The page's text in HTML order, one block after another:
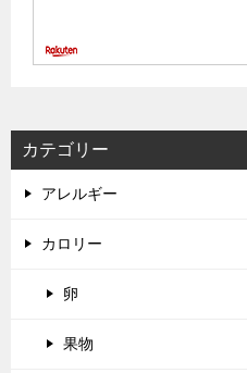
カテゴリー
アレルギー
カロリー
卵
果物